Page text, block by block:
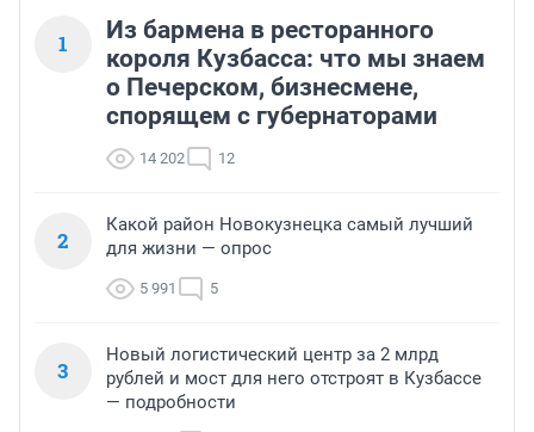
1
Из бармена в ресторанного
короля Кузбасса: что мы знаем
о Печерском, бизнесмене,
спорящем с губернаторами
14 202 12
2
Какой район Новокузнецка самый лучший
для жизни — опрос
5 991 5
3
Новый логистический центр за 2 млрд
рублей и мост для него отстроят в Кузбассе
— подробности